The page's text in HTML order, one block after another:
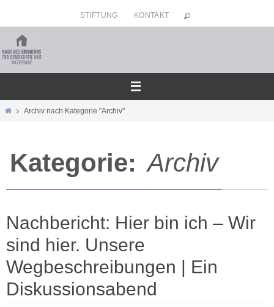
Inhalt
springen
STIFTUNG KONTAKT
HomeArchiv nach Kategorie "Archiv"
Kategorie: Archiv
Nachbericht: Hier bin ich – Wir
sind hier. Unsere
Wegbeschreibungen | Ein
Diskussionsabend